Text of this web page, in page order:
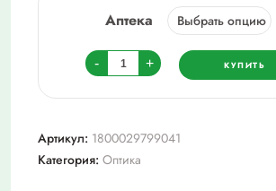
Аптека
-
Количество
товара
Лектор
+2,5
(8808)
+ КУПИТЬ
Артикул: 1800029799041
Категория: Оптика